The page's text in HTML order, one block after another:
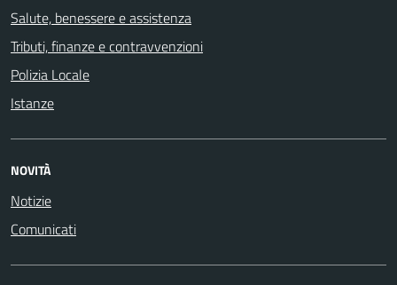
Salute, benessere e assistenza
Tributi, finanze e contravvenzioni
Polizia Locale
Istanze
NOVITÀ
Notizie
Comunicati